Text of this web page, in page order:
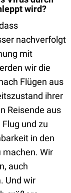
wird?
nachverfolgt
mit
wir die
Flügen aus
ihrer
Reisende aus
und zu
in den
machen. Wir
auch
Und wir